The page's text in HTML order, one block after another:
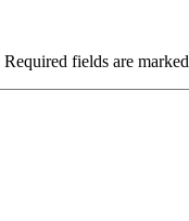
Required fields are marked